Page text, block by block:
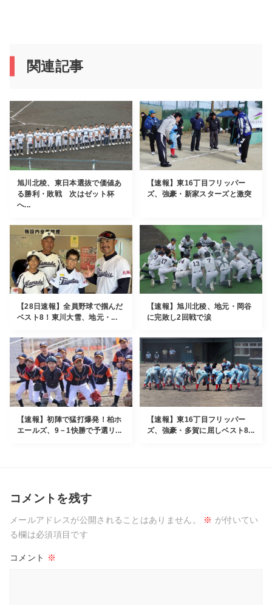
関連記事
旭川北稜、東日本選抜で価値あ
る勝利・敗戦 次はゼット杯
へ...
【速報】東16丁目フリッパー
ズ、強豪・新家スターズと激突
【28日速報】全員野球で掴んだ
ベスト8！東川大雪、地元・...
【速報】旭川北稜、地元・岡谷
に完敗し2回戦で涙
【速報】初陣で猛打爆発！柏ホ
エールズ、9－1快勝で予選リ...
【速報】東16丁目フリッパー
ズ、強豪・多賀に屈しベスト8...
コメントを残す
メールアドレスが公開されることはありません。 ※ が付いてい
る欄は必須項目です
コメント ※